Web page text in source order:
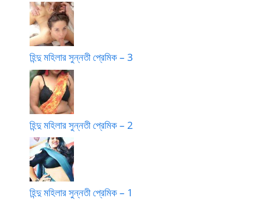
হিন্দু মহিলার সুন্নতী প্রেমিক – 3
হিন্দু মহিলার সুন্নতী প্রেমিক – 2
হিন্দু মহিলার সুন্নতী প্রেমিক – 1